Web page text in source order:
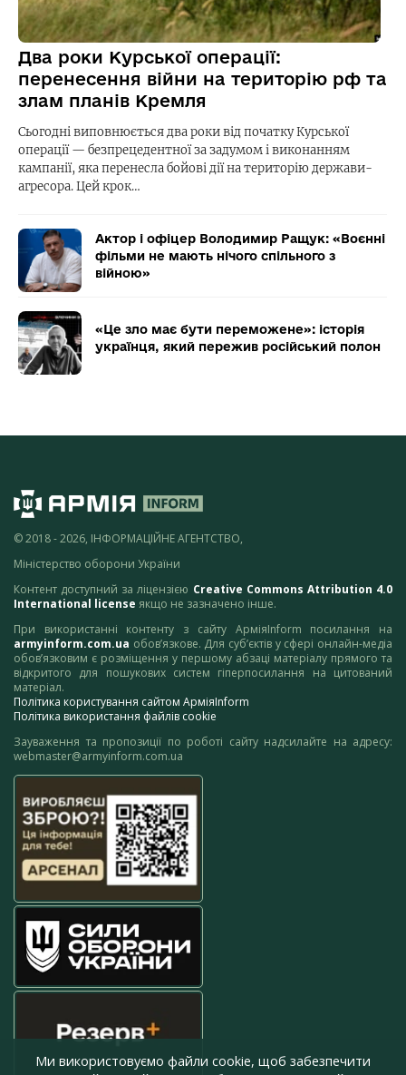
Два роки Курської операції:
перенесення війни на територію рф та
злам планів Кремля
Сьогодні виповнюється два роки від початку Курської
операції — безпрецедентної за задумом і виконанням
кампанії, яка перенесла бойові дії на територію держави-
агресора. Цей крок…
Актор і офіцер Володимир Ращук: «Воєнні
фільми не мають нічого спільного з
війною»
«Це зло має бути переможене»: історія
українця, який пережив російський полон
© 2018 - 2026, ІНФОРМАЦІЙНЕ АГЕНТСТВО,
Міністерство оборони України
Контент доступний за ліцензією Creative Commons Attribution 4.0
International license якщо не зазначено інше.
При використанні контенту з сайту АрміяInform посилання на
armyinform.com.ua обов’язкове. Для суб’єктів у сфері онлайн-медіа
обов’язковим є розміщення у першому абзаці матеріалу прямого та
відкритого для пошукових систем гіперпосилання на цитований
матеріал.
Політика користування сайтом АрміяInform
Політика використання файлів cookie
Зауваження та пропозиції по роботі сайту надсилайте на адресу:
webmaster@armyinform.com.ua
Ми використовуємо файли cookie, щоб забезпечити